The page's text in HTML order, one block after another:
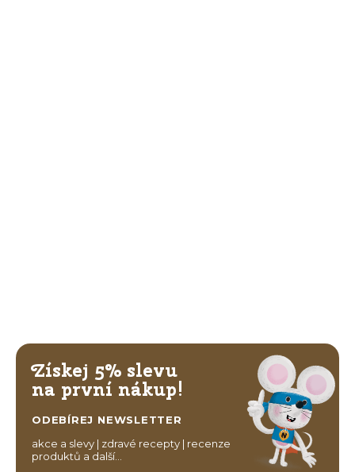
Získej 5% slevu
na první nákup!
ODEBÍREJ NEWSLETTER
akce a slevy | zdravé recepty | recenze
produktů a další…